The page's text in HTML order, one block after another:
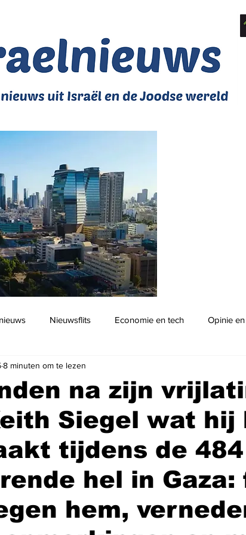
Nieuwsflits Economie en tech Opinie
Podcast
na zijn
Siegel wat hij
tijdens de 484
hel in Gaza:
hem,
8 minuten om te lezen